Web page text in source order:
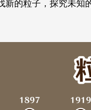
新的粒子，探究未知